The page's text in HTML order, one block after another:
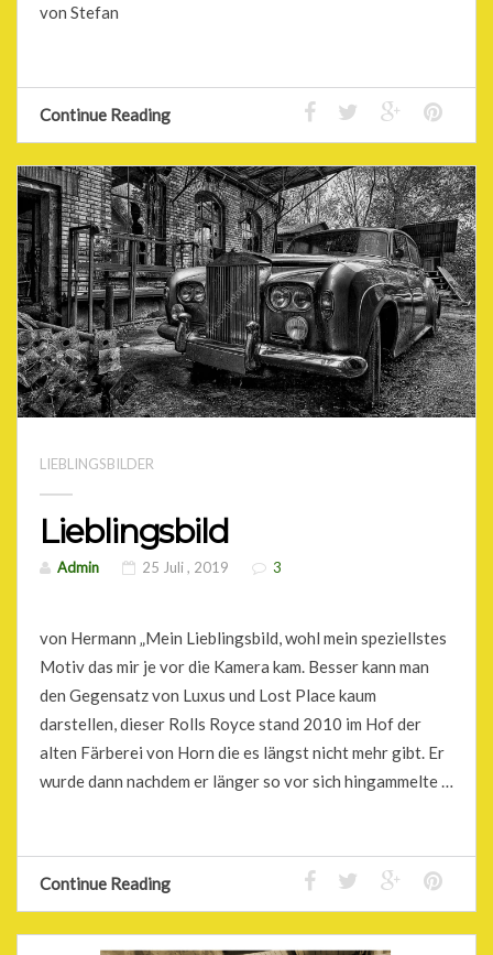
von Stefan
Continue Reading
LIEBLINGSBILDER
Lieblingsbild
Admin 25 Juli , 2019 3
von Hermann „Mein Lieblingsbild, wohl mein speziellstes
Motiv das mir je vor die Kamera kam. Besser kann man
den Gegensatz von Luxus und Lost Place kaum
darstellen, dieser Rolls Royce stand 2010 im Hof der
alten Färberei von Horn die es längst nicht mehr gibt. Er
wurde dann nachdem er länger so vor sich hingammelte …
Continue Reading